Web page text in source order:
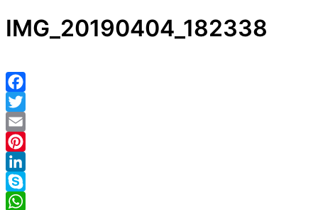
IMG_20190404_182338
Facebook
Twitter
Email
Pinterest
LinkedIn
Skype